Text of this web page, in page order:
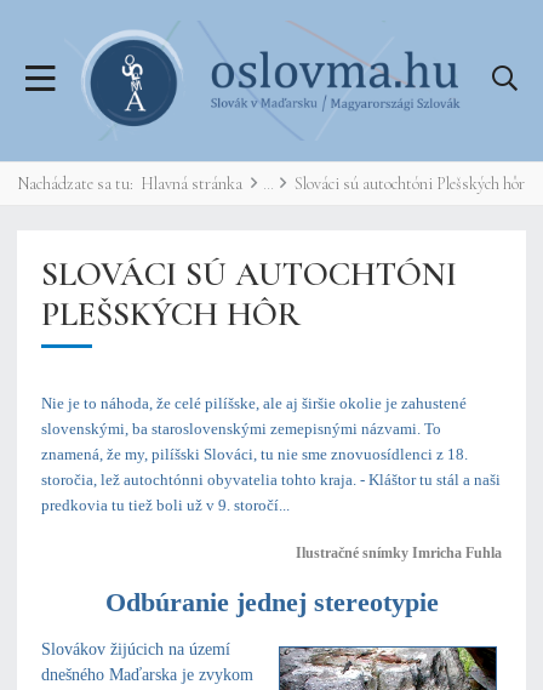
Nachádzate sa tu: Hlavná stránka Slováci sú autochtóni Plešských hôr
SLOVÁCI SÚ AUTOCHTÓNI
PLEŠSKÝCH HÔR
Nie je to náhoda, že celé pilíšske, ale aj širšie okolie je zahustené
slovenskými, ba staroslovenskými zemepisnými názvami. To
znamená, že my, pilíšski Slováci, tu nie sme znovuosídlenci z 18.
storočia, lež autochtónni obyvatelia tohto kraja. - Kláštor tu stál a naši
predkovia tu tiež boli už v 9. storočí...
Ilustračné snímky Imricha Fuhla
Odbúranie jednej stereotypie
Slovákov žijúcich na území
dnešného Maďarska je zvykom